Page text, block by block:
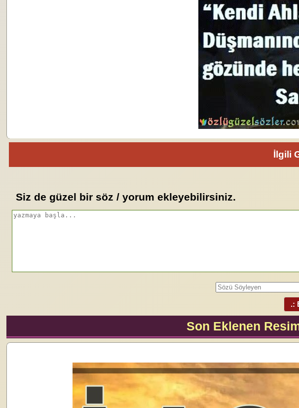
İlgili
Siz de güzel bir söz / yorum ekleyebilirsiniz.
.:
Son Eklenen